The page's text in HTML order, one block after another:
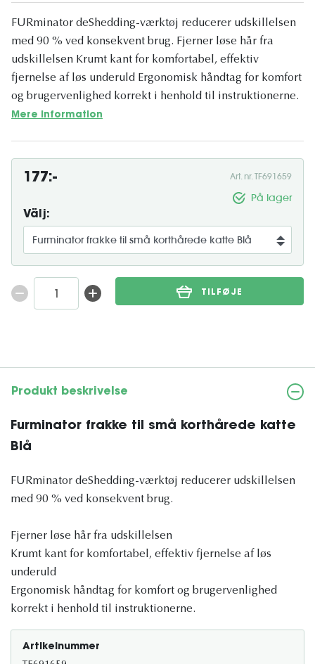
FURminator deShedding-værktøj reducerer udskillelsen
med 90 % ved konsekvent brug. Fjerner løse hår fra
udskillelsen Krumt kant for komfortabel, effektiv
fjernelse af løs underuld Ergonomisk håndtag for komfort
og brugervenlighed korrekt i henhold til instruktionerne.
Mere information
177:- Art. nr. TF691659
På lager
Välj:
TILFØJE
Produkt beskrivelse
Furminator frakke til små korthårede katte
Blå
FURminator deShedding-værktøj reducerer udskillelsen
med 90 % ved konsekvent brug.
Fjerner løse hår fra udskillelsen
Krumt kant for komfortabel, effektiv fjernelse af løs
underuld
Ergonomisk håndtag for komfort og brugervenlighed
korrekt i henhold til instruktionerne.
Artikelnummer